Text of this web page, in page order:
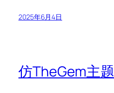
2025年6月4日
仿TheGem主题